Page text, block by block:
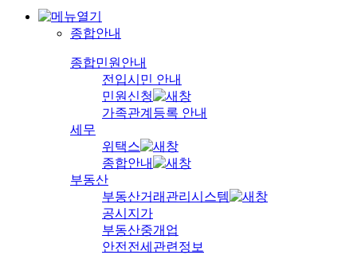
종합안내
종합민원안내
전입시민 안내
민원신청
가족관계등록 안내
세무
위택스
종합안내
부동산
부동산거래관리시스템
공시지가
부동산중개업
안전전세관련정보